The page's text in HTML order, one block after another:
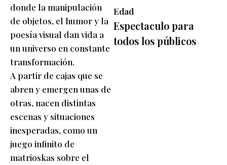
donde la manipulación
de objetos, el humor y la
poesía visual dan vida a
un universo en constante
transformación.
A partir de cajas que se
abren y emergen unas de
otras, nacen distintas
escenas y situaciones
inesperadas, como un
juego infinito de
matrioskas sobre el
Edad
Espectaculo para
todos los públicos